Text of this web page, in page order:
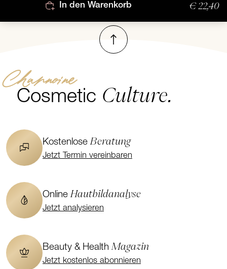
In den Warenkorb € 22,40
Nach oben
Channoine
Cosmetic Culture.
KostenloseBeratung
Jetzt Termin vereinbaren
OnlineHautbildanalyse
Jetzt analysieren
Beauty & HealthMagazin
Jetzt kostenlos abonnieren